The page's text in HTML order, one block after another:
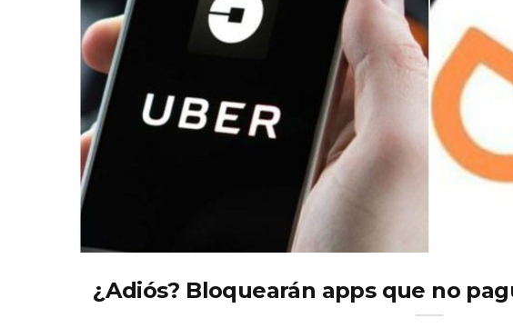
¿Adiós? Bloquearán apps que no